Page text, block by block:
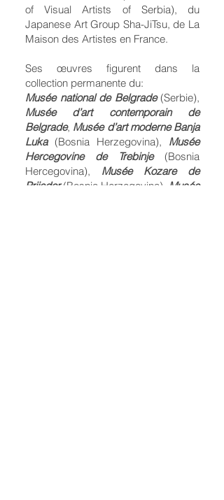
of Visual Artists of Serbia), du
Japanese Art Group Sha-JiTsu, de La
Maison des Artistes en France.
Ses œuvres figurent dans la
collection permanente du:
Musée national de Belgrade(Serbie),
Musée d’art contemporain de
Belgrade, Musée d’art moderne Banja
Luka(Bosnia Herzegovina), Musée
Hercegovine de Trebinje (Bosnia
Hercegovina), Musée Kozare de
Prijedor(Bosnia Herzegovina), Musée